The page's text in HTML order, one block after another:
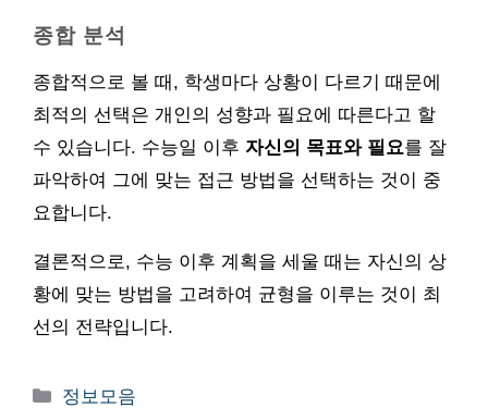
종합 분석
종합적으로 볼 때, 학생마다 상황이 다르기 때문에
최적의 선택은 개인의 성향과 필요에 따른다고 할
수 있습니다. 수능일 이후 자신의 목표와 필요를 잘
파악하여 그에 맞는 접근 방법을 선택하는 것이 중
요합니다.
결론적으로, 수능 이후 계획을 세울 때는 자신의 상
황에 맞는 방법을 고려하여 균형을 이루는 것이 최
선의 전략입니다.
카
정보모음